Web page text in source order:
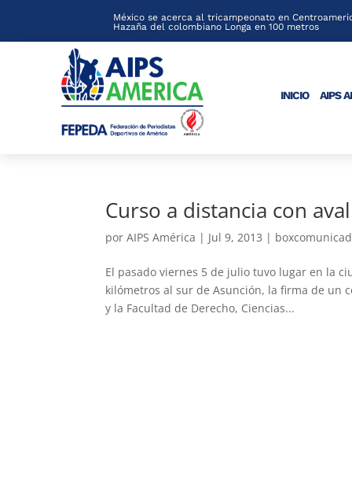
México se acerca al tricampeonato en
Hazaña del colombiano Longa en 100 metros
INICIO AIPS
Curso a distancia con
porAIPS América | Jul 9, 2013 |
El pasado viernes 5 de julio tuvo lugar en la
kilómetros al sur de Asunción, la firma de un
y la Facultad de Derecho, Ciencias...